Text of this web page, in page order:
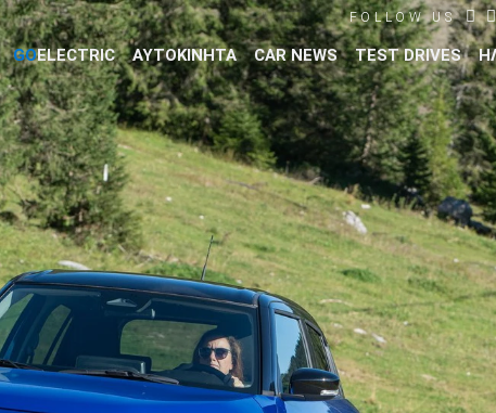
FOLLOW US
GOELECTRIC ΑΥΤΟΚΙΝΗΤΑ CAR NEWS TEST DRIVES
Βρες τα πάντα για το αυτοκίνητο!